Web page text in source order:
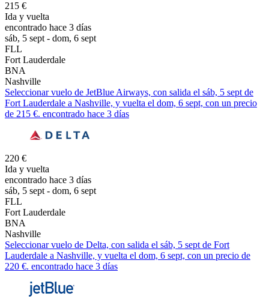
215 €
Ida y vuelta
encontrado hace 3 días
sáb, 5 sept - dom, 6 sept
FLL
Fort Lauderdale
BNA
Nashville
Seleccionar vuelo de JetBlue Airways, con salida el sáb, 5 sept de
Fort Lauderdale a Nashville, y vuelta el dom, 6 sept, con un precio
de 215 €. encontrado hace 3 días
220 €
Ida y vuelta
encontrado hace 3 días
sáb, 5 sept - dom, 6 sept
FLL
Fort Lauderdale
BNA
Nashville
Seleccionar vuelo de Delta, con salida el sáb, 5 sept de Fort
Lauderdale a Nashville, y vuelta el dom, 6 sept, con un precio de
220 €. encontrado hace 3 días